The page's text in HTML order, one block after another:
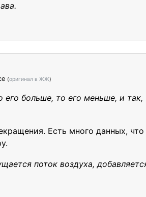
(оригинал в ЖЖ)
больше, то его меньше, и
Есть много данных,
поток воздуха,